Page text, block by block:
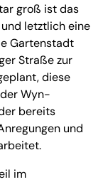
groß ist das
letztlich eine
Gartenstadt
Straße zur
diese
Wyn-
bereits
und
im